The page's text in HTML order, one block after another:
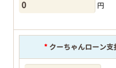
円
*クーちゃんローン支